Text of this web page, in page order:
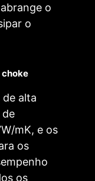
o
o
choke
de alta
de
mK, e os
os
os
digital
mais rápida e
pontual.
energia
multi-core
suporta CPUs
cria condições
da CPU.
o MSI Driver
drivers e
basta
Saiba mais